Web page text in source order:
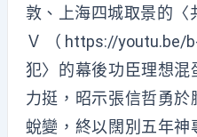
敦、上海四城取景的〈
Ｖ（ https://youtu.be/
犯〉的幕後功臣理想
力挺，昭示張信哲勇
蛻變，終以闊別五年